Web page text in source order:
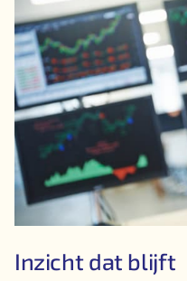
Inzicht dat blijft